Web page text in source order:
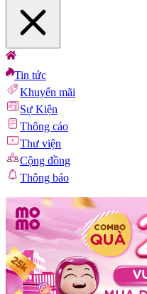
Tin tức
Khuyến mãi
Sự Kiện
Thông cáo
Thư viện
Cộng đồng
Thông báo